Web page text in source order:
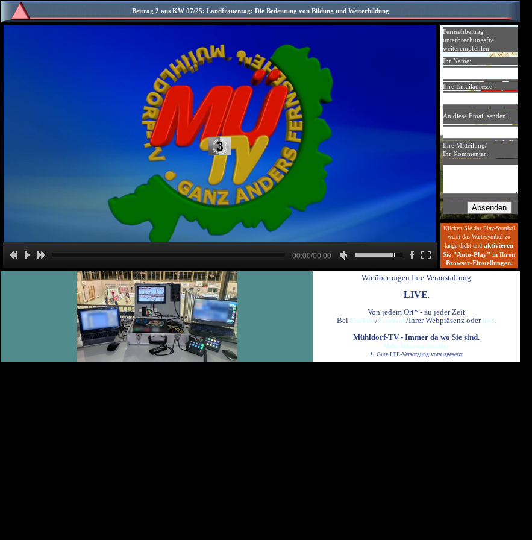
Beitrag 2 aus KW 07/25: Landfrauentag: Die Bedeutung von Bildung und Weiterbildung
00:00/00:00
Klicken Sie das Play-Symbol
wenn das Wartesymbol zu
lange dreht und aktivieren
Sie "Auto-Play" in Ihren
Browser-Einstellungen.